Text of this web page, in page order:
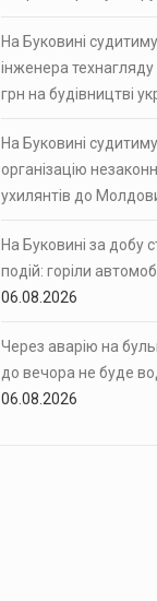
На Буковині
інженера
грн на будівництві
На Буковині
організацію
ухилянтів до
На Буковині за добу
подій: горіли
06.08.2026
Через аварію на
до вечора не буде
06.08.2026